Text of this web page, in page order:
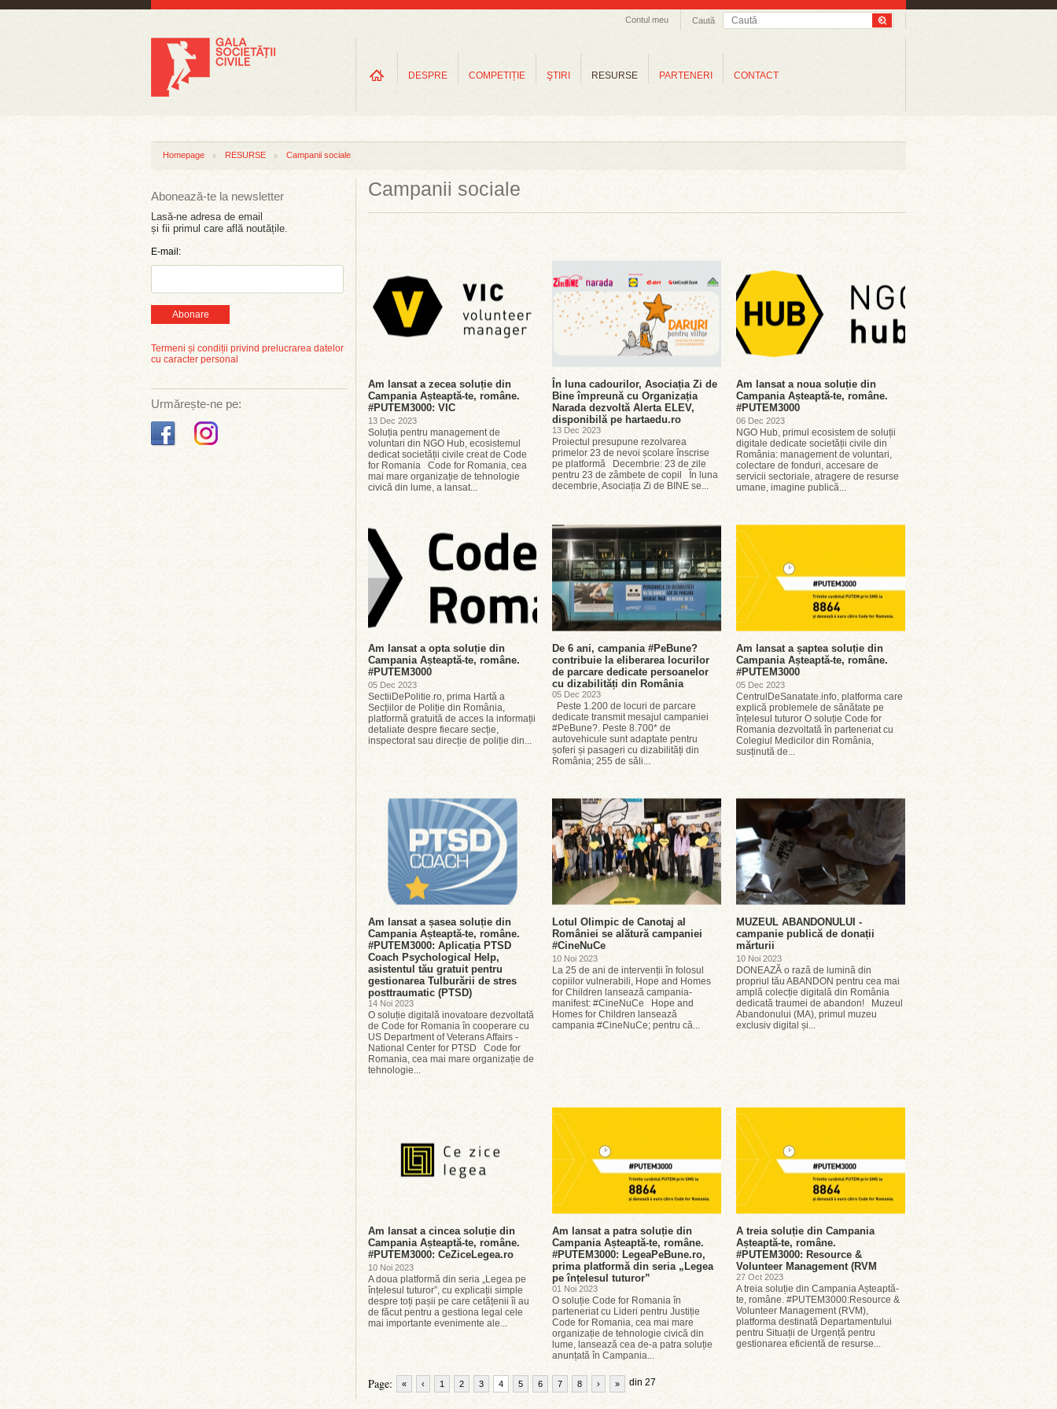
Caută
Contul meu
DESPRE COMPETIȚIE ŞTIRI RESURSE PARTENERI CONTACT
Homepage RESURSE Campanii sociale
Abonează-te la newsletter
Lasă-ne adresa de email
și fii primul care află noutățile.
E-mail:
Abonare
Termeni și condiții privind prelucrarea datelor
cu caracter personal
Urmărește-ne pe:
Campanii sociale
Am lansat a zecea soluție din
Campania Așteaptă-te, române.
#PUTEM3000: VIC
13 Dec 2023
Soluția pentru management de
voluntari din NGO Hub, ecosistemul
dedicat societății civile creat de Code
for Romania Code for Romania, cea
mai mare organizație de tehnologie
civică din lume, a lansat...
În luna cadourilor, Asociația Zi de
Bine împreună cu Organizația
Narada dezvoltă Alerta ELEV,
disponibilă pe hartaedu.ro
13 Dec 2023
Proiectul presupune rezolvarea
primelor 23 de nevoi școlare înscrise
pe platformă Decembrie: 23 de zile
pentru 23 de zâmbete de copil În luna
decembrie, Asociația Zi de BINE se...
Am lansat a noua soluție din
Campania Așteaptă-te, române.
#PUTEM3000
06 Dec 2023
NGO Hub, primul ecosistem de soluții
digitale dedicate societății civile din
România: management de voluntari,
colectare de fonduri, accesare de
servicii sectoriale, atragere de resurse
umane, imagine publică...
Am lansat a opta soluție din
Campania Așteaptă-te, române.
#PUTEM3000
05 Dec 2023
SectiiDePolitie.ro, prima Hartă a
Secțiilor de Poliție din România,
platformă gratuită de acces la informații
detaliate despre fiecare secție,
inspectorat sau direcție de poliție din...
De 6 ani, campania #PeBune?
contribuie la eliberarea locurilor
de parcare dedicate persoanelor
cu dizabilități din România
05 Dec 2023
Peste 1.200 de locuri de parcare
dedicate transmit mesajul campaniei
#PeBune?. Peste 8.700* de
autovehicule sunt adaptate pentru
șoferi și pasageri cu dizabilități din
România; 255 de săli...
Am lansat a șaptea soluție din
Campania Așteaptă-te, române.
#PUTEM3000
05 Dec 2023
CentrulDeSanatate.info, platforma care
explică problemele de sănătate pe
înțelesul tuturor O soluție Code for
Romania dezvoltată în parteneriat cu
Colegiul Medicilor din România,
susținută de...
Am lansat a șasea soluție din
Campania Așteaptă-te, române.
#PUTEM3000: Aplicația PTSD
Coach Psychological Help,
asistentul tău gratuit pentru
gestionarea Tulburării de stres
posttraumatic (PTSD)
14 Noi 2023
O soluție digitală inovatoare dezvoltată
de Code for Romania în cooperare cu
US Department of Veterans Affairs -
National Center for PTSD Code for
Romania, cea mai mare organizație de
tehnologie...
Lotul Olimpic de Canotaj al
României se alătură campaniei
#CineNuCe
10 Noi 2023
La 25 de ani de intervenții în folosul
copiilor vulnerabili, Hope and Homes
for Children lansează campania-
manifest: #CineNuCe Hope and
Homes for Children lansează
campania #CineNuCe; pentru că...
MUZEUL ABANDONULUI -
campanie publică de donații
mărturii
10 Noi 2023
DONEAZĂ o rază de lumină din
propriul tău ABANDON pentru cea mai
amplă colecție digitală din România
dedicată traumei de abandon! Muzeul
Abandonului (MA), primul muzeu
exclusiv digital și...
Am lansat a cincea soluție din
Campania Așteaptă-te, române.
#PUTEM3000: CeZiceLegea.ro
10 Noi 2023
A doua platformă din seria „Legea pe
înțelesul tuturor”, cu explicații simple
despre toți pașii pe care cetățenii îi au
de făcut pentru a gestiona legal cele
mai importante evenimente ale...
Am lansat a patra soluție din
Campania Așteaptă-te, române.
#PUTEM3000: LegeaPeBune.ro,
prima platformă din seria „Legea
pe înțelesul tuturor”
01 Noi 2023
O soluție Code for Romania în
parteneriat cu Lideri pentru Justiție
Code for Romania, cea mai mare
organizație de tehnologie civică din
lume, lansează cea de-a patra soluție
anunțată în Campania...
A treia soluție din Campania
Așteaptă-te, române.
#PUTEM3000: Resource &
Volunteer Management (RVM
27 Oct 2023
A treia soluție din Campania Așteaptă-
te, române. #PUTEM3000:Resource &
Volunteer Management (RVM),
platforma destinată Departamentului
pentru Situații de Urgență pentru
gestionarea eficientă de resurse...
Page: « ‹ 1 2 3 4 5 6 7 8 din 27
› »